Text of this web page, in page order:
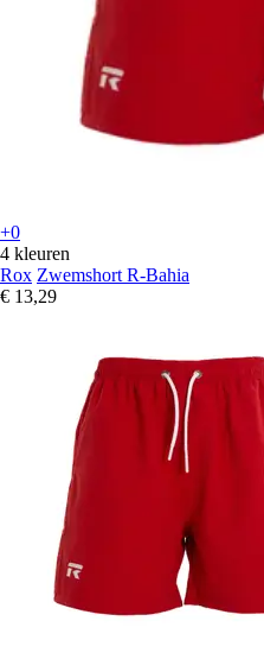
+0
4 kleuren
Rox Zwemshort R-Bahia
€ 13,29